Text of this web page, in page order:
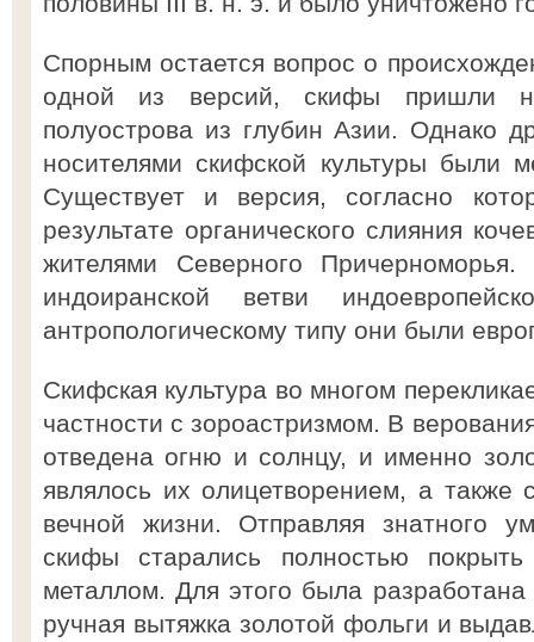
Спорным остается вопрос о
одной из версий, скифы пришли
полуострова из глубин Азии. Однако
носителями скифской культуры были
Существует и версия, согласно
результате органического слияния
жителями Северного
индоиранской ветви
антропологическому типу они были
Скифская культура во многом
частности с зороастризмом. В
отведена огню и солнцу, и именно
являлось их олицетворением, а также
вечной жизни. Отправляя знатного
скифы старались полностью
металлом. Для этого была
ручная вытяжка золотой фольги и